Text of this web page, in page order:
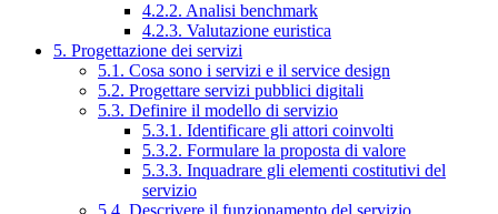
4.2.2. Analisi benchmark
4.2.3. Valutazione euristica
5. Progettazione dei servizi
5.1. Cosa sono i servizi e il service design
5.2. Progettare servizi pubblici digitali
5.3. Definire il modello di servizio
5.3.1. Identificare gli attori coinvolti
5.3.2. Formulare la proposta di valore
5.3.3. Inquadrare gli elementi costitutivi del
servizio
5.4. Descrivere il funzionamento del servizio